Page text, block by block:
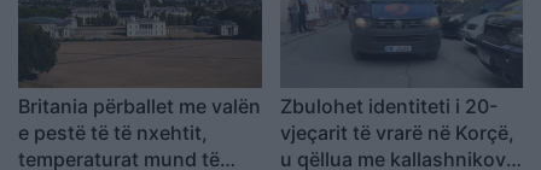
Britania përballet me valën
e pestë të të nxehtit,
temperaturat mund të
Zbulohet identiteti i 20-
vjeçarit të vrarë në Korçë,
u qëllua me kallashnikov